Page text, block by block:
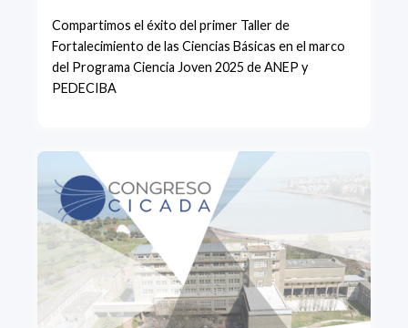
Compartimos el éxito del primer Taller de
Fortalecimiento de las Ciencias Básicas en el marco
del Programa Ciencia Joven 2025 de ANEP y
PEDECIBA